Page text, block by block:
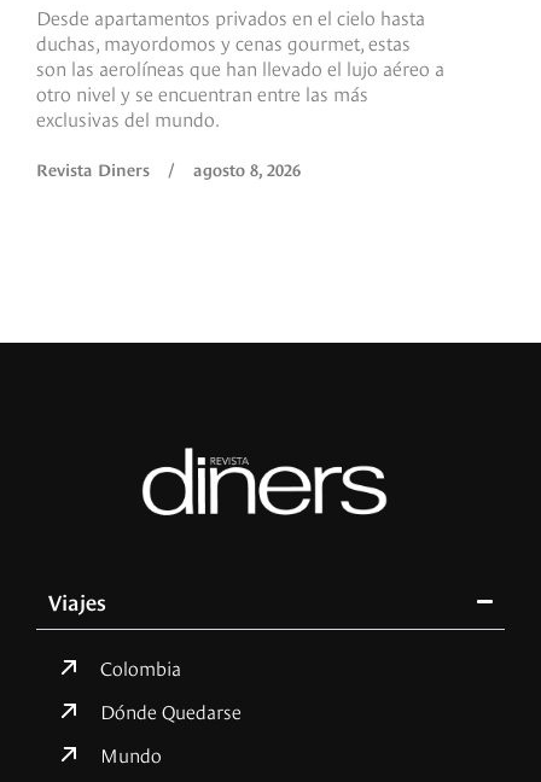
Desde apartamentos privados en el cielo hasta
duchas, mayordomos y cenas gourmet, estas
son las aerolíneas que han llevado el lujo aéreo a
otro nivel y se encuentran entre las más
exclusivas del mundo.
Revista Diners / agosto 8, 2026
Viajes
Colombia
Dónde Quedarse
Mundo